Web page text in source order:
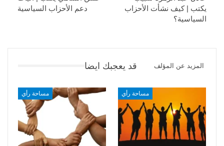
دعم الأحزاب السياسية
يكتب | كيف نشأت الأحزاب
السياسية؟
قد يعجبك ايضا المزيد عن المؤلف
مساحة رأي مساحة رأي